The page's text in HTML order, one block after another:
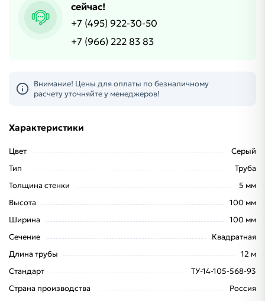
сейчас!
+7 (495) 922-30-50
+7 (966) 222 83 83
Внимание! Цены для оплаты по безналичному
расчету уточняйте у менеджеров!
Характеристики
Цвет
Серый
Тип
Труба
Толщина стенки
5 мм
Высота
100 мм
Ширина
100 мм
Сечение
Квадратная
Длина трубы
12 м
Стандарт
ТУ-14-105-568-93
Страна производства
Россия